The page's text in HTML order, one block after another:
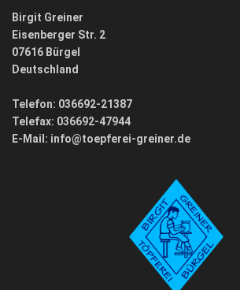
Birgit Greiner
Eisenberger Str. 2
07616 Bürgel
Deutschland
Telefon: 036692-21387
Telefax: 036692-47944
E-Mail: info@toepferei-greiner.de